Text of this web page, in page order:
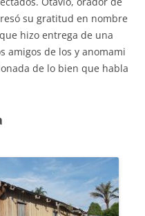
su gratitud en nombre
hizo entrega de una
amigos de los y anomami
de lo bien que habla